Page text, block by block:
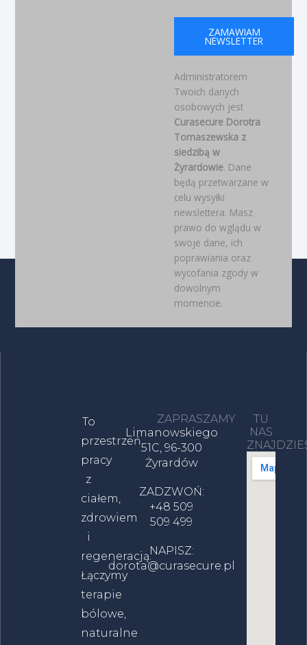
ZAMAWIAM
NEWSLETTER
Administratorem
Twoich danych
osobowych jest
Curasecure Dorotra
Tomaszewska z
siedzibą w
Żyrardowie. Dane
będą przetwarzane w
celu wysyłki
newslettera. Masz
prawo do wglądu w
swoje dane, ich
poprawiania oraz
wycofania zgody w
dowolnym
momencie.
To
przestrzeń
pracy
z
ciałem,
zdrowiem
i
regeneracją.
Łączymy
terapie
bólowe,
naturalne
ZAPRASZAMY
Limanowskiego
51C, 96-300
Żyrardów
ZADZWOŃ:
+48 509
509 499
NAPISZ:
dorota@curasecure.pl
TU
NAS